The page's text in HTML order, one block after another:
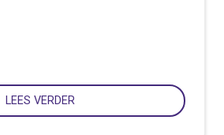
LEES VERDER